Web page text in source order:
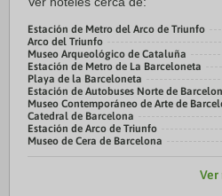
Estación de Metro del Arco de Triunfo
Arco del Triunfo
Museo Arqueológico de Cataluña
Estación de Metro de La Barceloneta
Playa de la Barceloneta
Estación de Autobuses Norte de
Museo Contemporáneo de Arte de
Catedral de Barcelona
Estación de Arco de Triunfo
Museo de Cera de Barcelona
Ver